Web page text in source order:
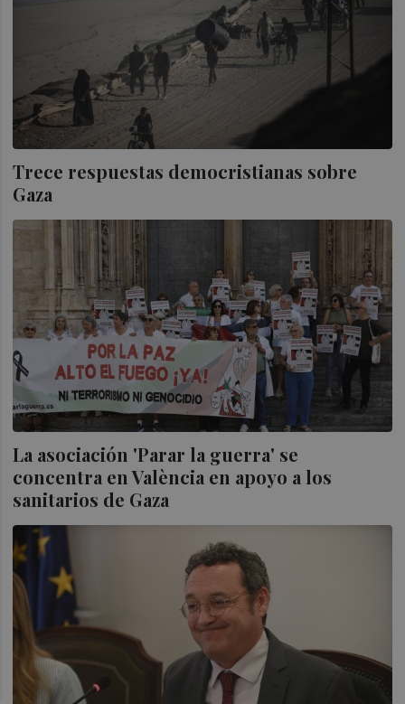
Trece respuestas democristianas sobre
Gaza
La asociación 'Parar la guerra' se
concentra en València en apoyo a los
sanitarios de Gaza